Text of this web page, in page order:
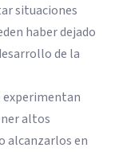
situaciones
haber dejado
de la
experimentan
altos
alcanzarlos en